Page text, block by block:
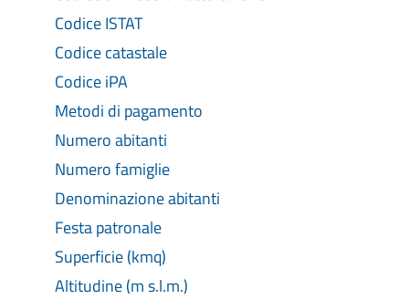
Codice ISTAT
Codice catastale
Codice iPA
Metodi di pagamento
Numero abitanti
Numero famiglie
Denominazione abitanti
Festa patronale
Superficie (kmq)
Altitudine (m s.l.m.)